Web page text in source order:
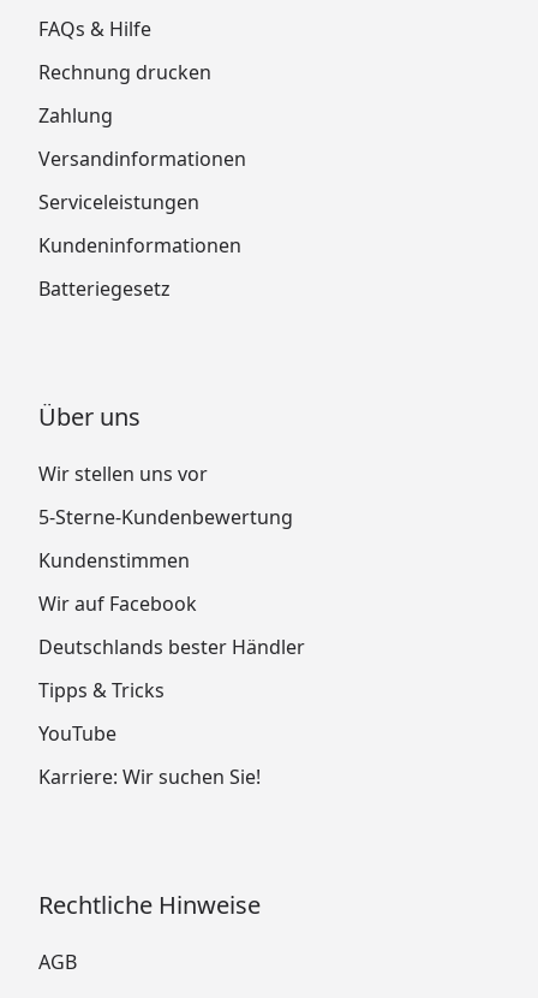
FAQs & Hilfe
Rechnung drucken
Zahlung
Versandinformationen
Serviceleistungen
Kundeninformationen
Batteriegesetz
Über uns
Wir stellen uns vor
5-Sterne-Kundenbewertung
Kundenstimmen
Wir auf Facebook
Deutschlands bester Händler
Tipps & Tricks
YouTube
Karriere: Wir suchen Sie!
Rechtliche Hinweise
AGB